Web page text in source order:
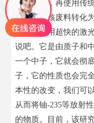
够的能量，再使用传
冲率能将核废料转化
主要是利用超快的激
说吧。它是由质子和
一个中子，它就会彻
子，它的性质也会完
本性的改变，我们可
从而将铀-235等放射
的物质。目前，该研